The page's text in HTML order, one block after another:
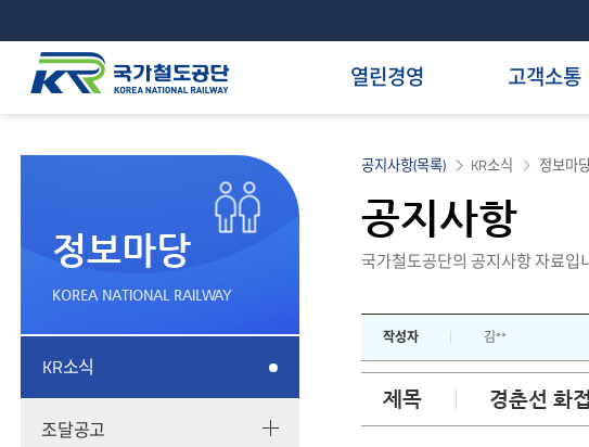
열린경영 고객소통
정보마당
KOREA NATIONAL RAILWAY
KR소식
조달공고
정보마
KR소식
공지사항(목록)
공지사항
국가철도공단의 공지사항 자료입
작성자 김**
제목 경춘선 화